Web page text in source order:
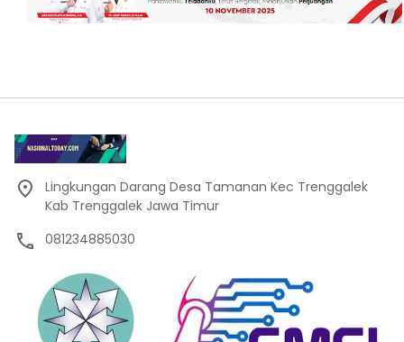
Lingkungan Darang Desa Tamanan Kec Trenggalek
Kab Trenggalek Jawa Timur
081234885030